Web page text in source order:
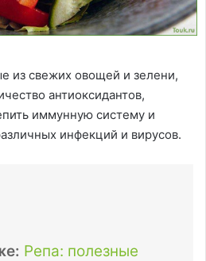
из свежих овощей и зелени,
антиоксидантов,
иммунную систему и
инфекций и вирусов.
Репа: полезные